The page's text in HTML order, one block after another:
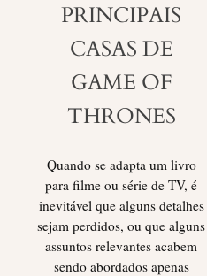
PRINCIPAIS
CASAS DE
GAME OF
THRONES
Quando se adapta um livro
para filme ou série de TV, é
inevitável que alguns detalhes
sejam perdidos, ou que alguns
assuntos relevantes acabem
sendo abordados apenas